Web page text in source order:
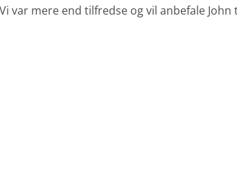
var mere end tilfredse og vil anbefale